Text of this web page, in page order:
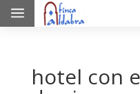
a
hotel con